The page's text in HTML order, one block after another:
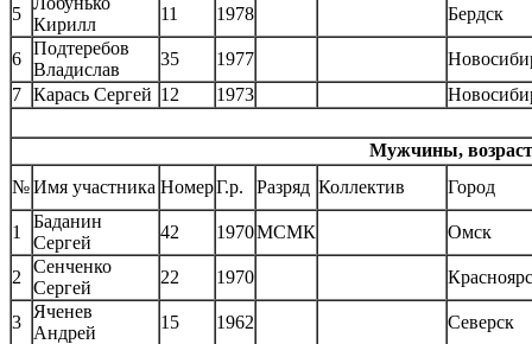
5
Кирилл
11 1978 Бердск
6
Подтеребов
Владислав
35 1977
7 Карась Сергей 12 1973
Мужчины,
№Имя участника НомерГ.р. Разряд Коллектив Город
1
Баданин
Сергей
42 1970МСМК Омск
2
Сенченко
Сергей
22 1970
3
Яченев
Андрей
15 1962 Северск